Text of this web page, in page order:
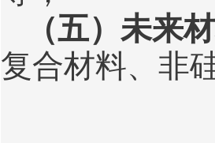
（五）未来
复合材料、非